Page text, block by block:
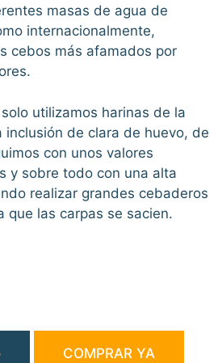
masas de agua de
internacionalmente,
cebos más afamados por
utilizamos harinas de la
inclusión de clara de huevo, de
con unos valores
y sobre todo con una alta
realizar grandes cebaderos
que las carpas se sacien.
COMPRAR YA